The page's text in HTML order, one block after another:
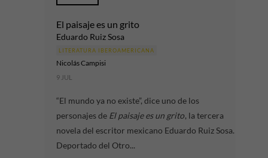
El paisaje es un grito
Eduardo Ruiz Sosa
LITERATURA IBEROAMERICANA
Nicolás Campisi
9 JUL
“El mundo ya no existe”, dice uno de los
personajes de El paisaje es un grito, la tercera
novela del escritor mexicano Eduardo Ruiz Sosa.
Deportado del Otro...